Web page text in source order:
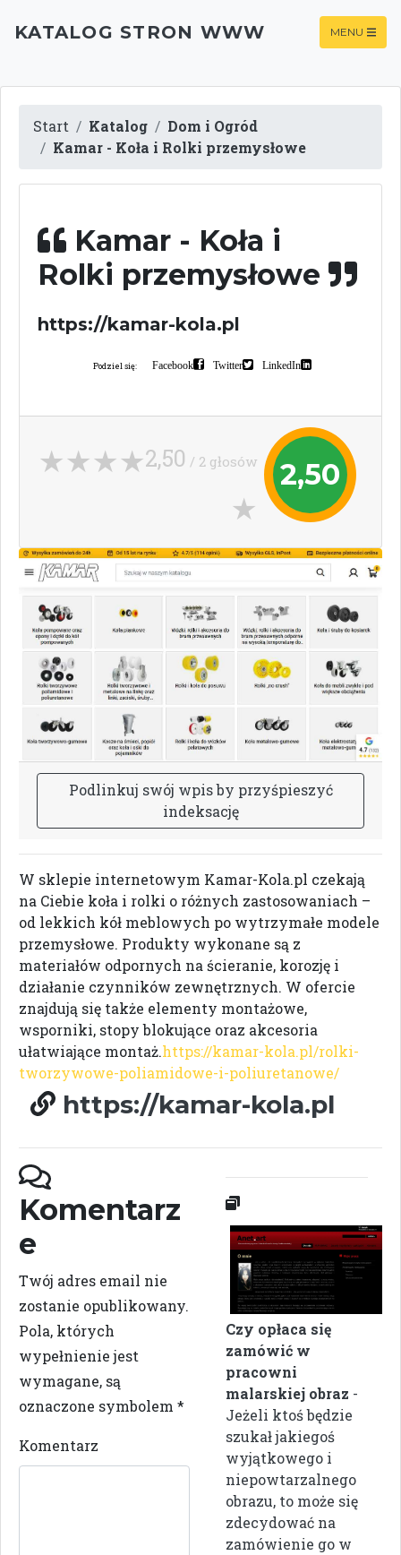
KATALOG STRON WWW MENU
Start Katalog
Dom i Ogród
Kamar - Koła i Rolki przemysłowe
Kamar - Koła i
Rolki przemysłowe
https://kamar-kola.pl
Podziel się: Facebook Twitter LinkedIn
2,50
2,50 / 2 głosów
Podlinkuj swój wpisby przyśpieszyć
indeksację
W sklepie internetowym Kamar-Kola.pl czekają
na Ciebie koła i rolki o różnych zastosowaniach –
od lekkich kół meblowych po wytrzymałe modele
przemysłowe. Produkty wykonane są z
materiałów odpornych na ścieranie, korozję i
działanie czynników zewnętrznych. W ofercie
znajdują się także elementy montażowe,
wsporniki, stopy blokujące oraz akcesoria
ułatwiające montaż.https://kamar-kola.pl/rolki-
tworzywowe-poliamidowe-i-poliuretanowe/
https://kamar-kola.pl
Komentarz
e
Twój adres email nie
zostanie opublikowany.
Pola, których
wypełnienie jest
wymagane, są
oznaczone symbolem *
Komentarz
Czy opłaca się
zamówić w
pracowni
malarskiej obraz -
Jeżeli ktoś będzie
szukał jakiegoś
wyjątkowego i
niepowtarzalnego
obrazu, to może się
zdecydować na
zamówienie go w